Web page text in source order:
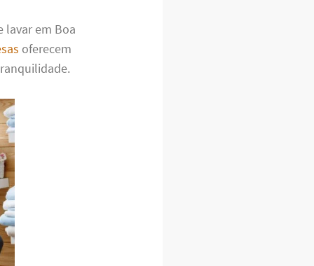
lavar em Boa
oferecem